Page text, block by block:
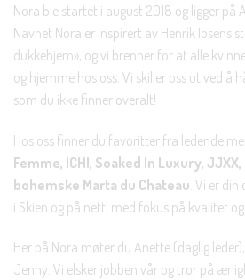
Nora ble startet i august 2018 og ligger på
Navnet Nora er inspirert av Henrik Ibsens
dukkehjem», og vi brenner for at alle
og hjemme hos oss. Vi skiller oss ut ved å
som du ikke finner overalt!
Hos oss finner du favoritter fra ledende
Femme, ICHI, Soaked In Luxury,
bohemske Marta du Chateau . Vi er
i Skien og på nett, med fokus på kvalitet og
Her på Nora møter du Anette (daglig
Jenny. Vi elsker jobben vår og tror på